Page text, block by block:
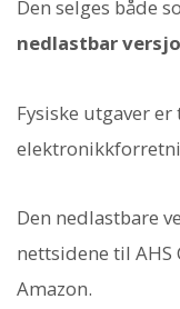
Den selges både
nedlastbar
Fysiske utgaver
Den nedlastbare
nettsidene til AHS
Amazon.